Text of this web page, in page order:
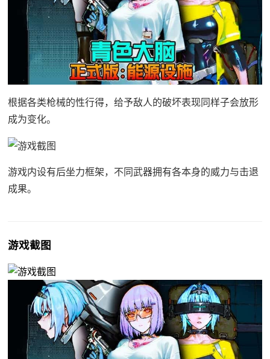
根据各类枪械的性行得，给予敌人的破坏表现同样子会放形
成为变化。
游戏内设有后坐力框架，不同武器拥有各本身的威力与击退
成果。
游戏截图